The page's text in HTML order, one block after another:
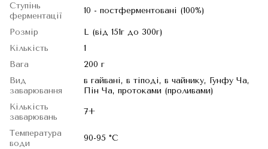
Ступінь
ферментації
10 - постферментовані (100%)
Розмір
L (від 151г до 300г)
Кількість
1
Вага
200 г
Вид
заварювання
в гайвані, в тіподі, в чайнику, Гунфу Ча,
Пін Ча, протоками (проливами)
Кількість
заварювань
7+
Температура
води
90-95 °C